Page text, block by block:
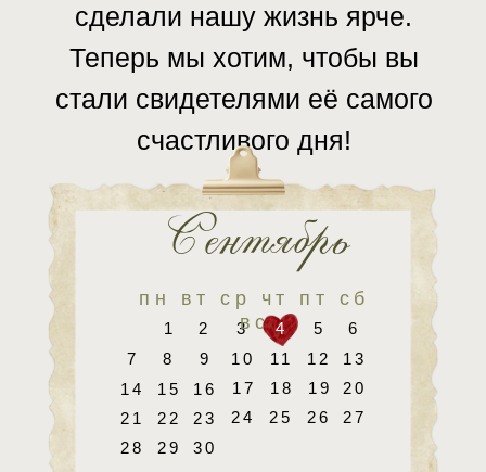
сделали нашу жизнь ярче.
Теперь мы хотим, чтобы вы
стали свидетелями её самого
счастливого дня!
Август
пн вт ср чт пт сб
вс
1
12
11
9
7
6
5
2
15
14
13
20
18
17
16
22
27
26
25
23
3
29
28 30
Сeнтябрь
пн вт ср чт пт сб
вс
24
19
8
21
10
4